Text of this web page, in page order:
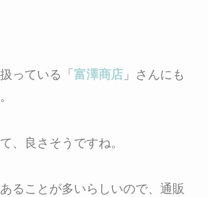
っている「 富澤商店」さんにも
、良さそうですね。
ることが多いらしいので、通販